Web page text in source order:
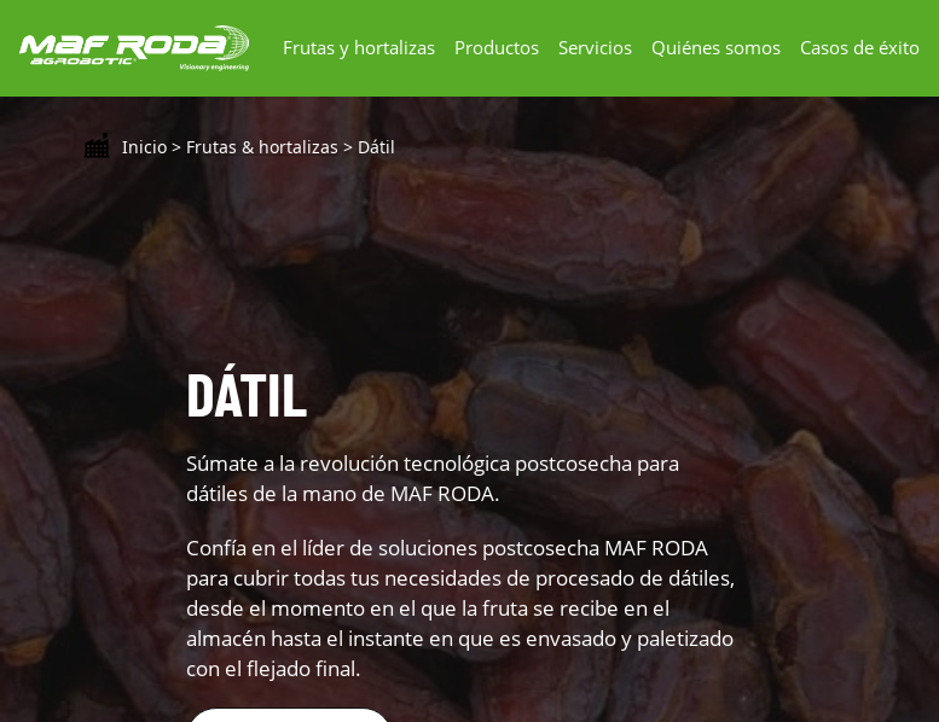
Frutas y hortalizas Productos Servicios Quiénes somos Casos de éxito
Inicio > Frutas & hortalizas > Dátil
DÁTIL
Súmate a la revolución tecnológica postcosecha para
dátiles de la mano de MAF RODA.
Confía en el líder de soluciones postcosecha MAF RODA
para cubrir todas tus necesidades de procesado de dátiles,
desde el momento en el que la fruta se recibe en el
almacén hasta el instante en que es envasado y paletizado
con el flejado final.